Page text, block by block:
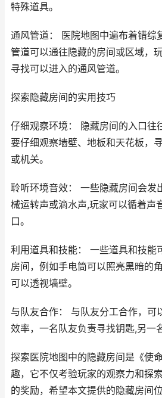
特殊道具。
通风管道： 医院地图中遍布着错综
管道可以通往隐藏的房间或区域，
寻找可以进入的通风管道。
探索隐藏房间的实用技巧
仔细观察环境： 隐藏房间的入口往
要仔细观察墙壁、地板和天花板，
或机关。
聆听环境音效： 一些隐藏房间会发
械运转声或滴水声,玩家可以循着声
口。
利用道具和技能： 一些道具和技能
房间，例如手电筒可以照亮黑暗的
可以透视墙壁。
与队友合作： 与队友分工合作，可
效率，一名队友负责寻找钥匙,另一
探索医院地图中的隐藏房间是《使
趣，它不仅考验玩家的观察力和探
的奖励，希望本文提供的隐藏房间